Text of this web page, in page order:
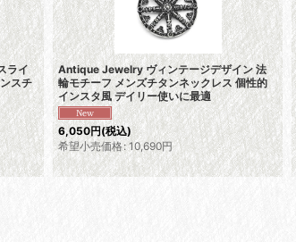
ライ
スチ
Antique Jewelry ヴィンテージデザイン 法
輪モチーフ メンズチタンネックレス 個性的
インスタ風 デイリー使いに最適
6,050円(税込)
希望小売価格: 10,690円